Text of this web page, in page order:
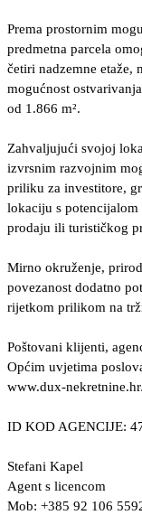
Prema prostornim
predmetna parcela
četiri nadzemne etaže,
mogućnost
od 1.866 m².
Zahvaljujući svojoj
izvrsnim razvojnim
priliku za investitore,
lokaciju s potencijalom
prodaju ili turističkog
Mirno okruženje,
povezanost dodatno
rijetkom prilikom na
Poštovani klijenti,
Općim uvjetima
www.dux-
ID KOD AGENCIJE:
Stefani Kapel
Agent s licencom
Mob: +385 92 106